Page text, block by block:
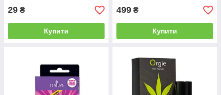
29 ₴
Купити
499 ₴
Купити